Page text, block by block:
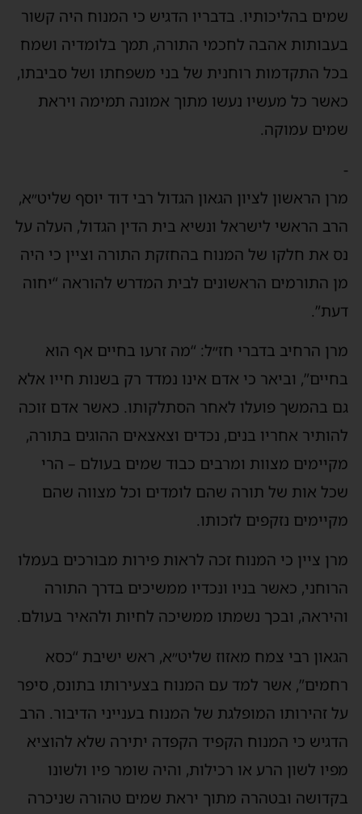
שמים בהליכותיו. בדבריו הדגיש כי המנוח היה קשור
בעבותות אהבה לחכמי התורה, תמך בלומדיה ושמח
בכל התקדמות רוחנית של בני משפחתו ושל סביבתו,
כאשר כל מעשיו נעשו מתוך אמונה תמימה ויראת
שמים עמוקה.
-
מרן הראשון לציון הגאון הגדול רבי דוד יוסף שליט״א,
הרב הראשי לישראל ונשיא בית הדין הגדול, העלה על
נס את חלקו של המנוח בהחזקת התורה וציין כי היה
מן התורמים הראשונים לבית המדרש להוראה “יחוה
דעת”.
מרן הרחיב בדברי חז״ל: “מה זרעו בחיים אף הוא
בחיים”, וביאר כי אדם אינו נמדד רק בשנות חייו אלא
גם בהמשך פועלו לאחר הסתלקותו. כאשר אדם זוכה
להותיר אחריו בנים, נכדים וצאצאים ההוגים בתורה,
מקיימים מצוות ומרבים כבוד שמים בעולם – הרי
שכל אות של תורה שהם לומדים וכל מצווה שהם
מקיימים נזקפים לזכותו.
מרן ציין כי המנוח זכה לראות פירות מבורכים בעמלו
הרוחני, כאשר בניו ונכדיו ממשיכים בדרך התורה
והיראה, ובכך נשמתו ממשיכה לחיות ולהאיר בעולם.
הגאון רבי צמח מאזוז שליט״א, ראש ישיבת “כסא
רחמים”, אשר למד עם המנוח בצעירותו בתונס, סיפר
על זהירותו המופלגת של המנוח בענייני הדיבור. הרב
הדגיש כי המנוח הקפיד הקפדה יתירה שלא להוציא
מפיו לשון הרע או רכילות, והיה שומר פיו ולשונו
בקדושה ובטהרה מתוך יראת שמים טהורה שניכרה